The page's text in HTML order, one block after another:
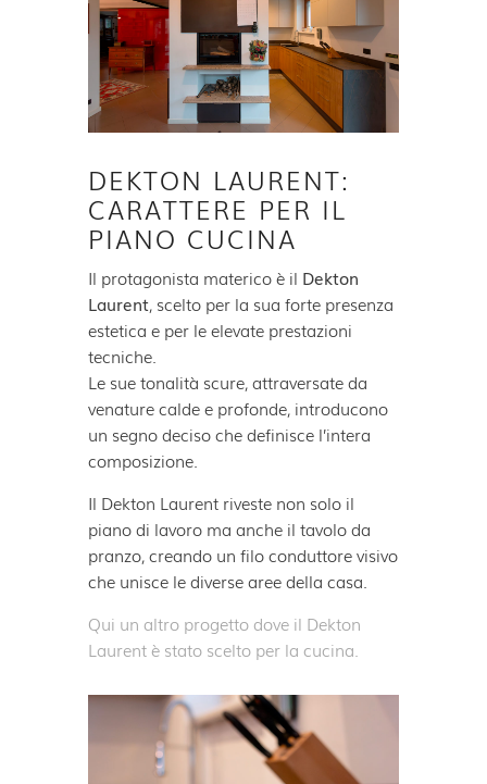
DEKTON LAURENT:
CARATTERE PER IL
PIANO CUCINA
Il protagonista materico è il Dekton
Laurent, scelto per la sua forte presenza
estetica e per le elevate prestazioni
tecniche.
Le sue tonalità scure, attraversate da
venature calde e profonde, introducono
un segno deciso che definisce l’intera
composizione.
Il Dekton Laurent riveste non solo il
piano di lavoro ma anche il tavolo da
pranzo, creando un filo conduttore visivo
che unisce le diverse aree della casa.
Qui un altro progetto dove il Dekton
Laurent è stato scelto per la cucina.